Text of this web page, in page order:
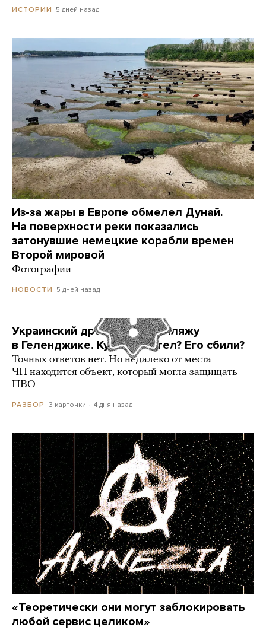
ИСТОРИИ 5 дней назад
Из-за жары в Европе обмелел Дунай.
На поверхности реки показались
затонувшие немецкие корабли времен
Второй мировой
Фотографии
НОВОСТИ 5 дней назад
Украинский дрон попал по пляжу
в Геленджике. Куда он летел? Его сбили?
Точных ответов нет. Но недалеко от места
ЧП находится объект, который могла защищать
ПВО
РАЗБОР 3 карточки 4 дня назад
«Теоретически они могут заблокировать
любой сервис целиком»